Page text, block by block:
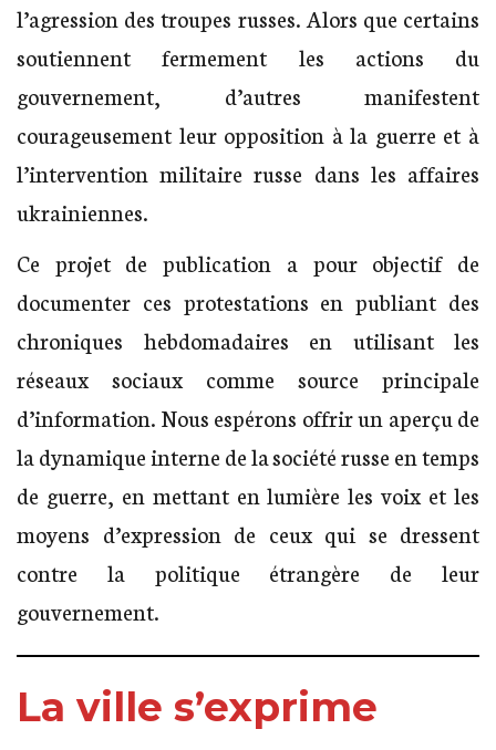
l’agression des troupes russes. Alors que certains
soutiennent fermement les actions du
gouvernement, d’autres manifestent
courageusement leur opposition à la guerre et à
l’intervention militaire russe dans les affaires
ukrainiennes.
Ce projet de publication a pour objectif de
documenter ces protestations en publiant des
chroniques hebdomadaires en utilisant les
réseaux sociaux comme source principale
d’information. Nous espérons offrir un aperçu de
la dynamique interne de la société russe en temps
de guerre, en mettant en lumière les voix et les
moyens d’expression de ceux qui se dressent
contre la politique étrangère de leur
gouvernement.
La ville s’exprime